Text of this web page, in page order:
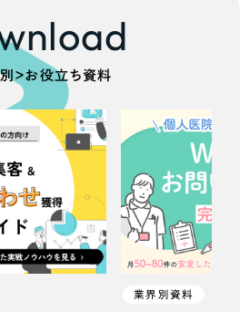
＞お役立ち資料
業界別資料